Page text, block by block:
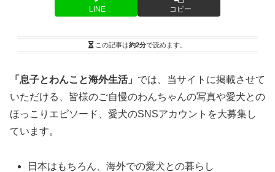
LINE コピー
この記事は約2分で読めます。
「息子とわんこと海外生活」 では、当サイトに掲載させて
いただける、皆様のご自慢のわんちゃんの写真や愛犬との
ほっこりエピソード、愛犬のSNSアカウントを大募集し
ています。
日本はもちろん、海外での愛犬との暮らし